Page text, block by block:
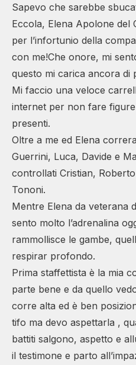
Sapevo che sarebbe
Eccola, Elena Apolone del
per l’infortunio della
con me!Che onore, mi
questo mi carica ancora di
Mi faccio una veloce
internet per non fare
presenti.
Oltre a me ed Elena
Guerrini, Luca, Davide e
controllati Cristian,
Tononi.
Mentre Elena da veterana
sento molto l’adrenalina
rammollisce le gambe,
respirar profondo.
Prima staffettista è la mia
parte bene e da quello
corre alta ed è ben
tifo ma devo aspettarla ,
battiti salgono, aspetto e
il testimone e parto